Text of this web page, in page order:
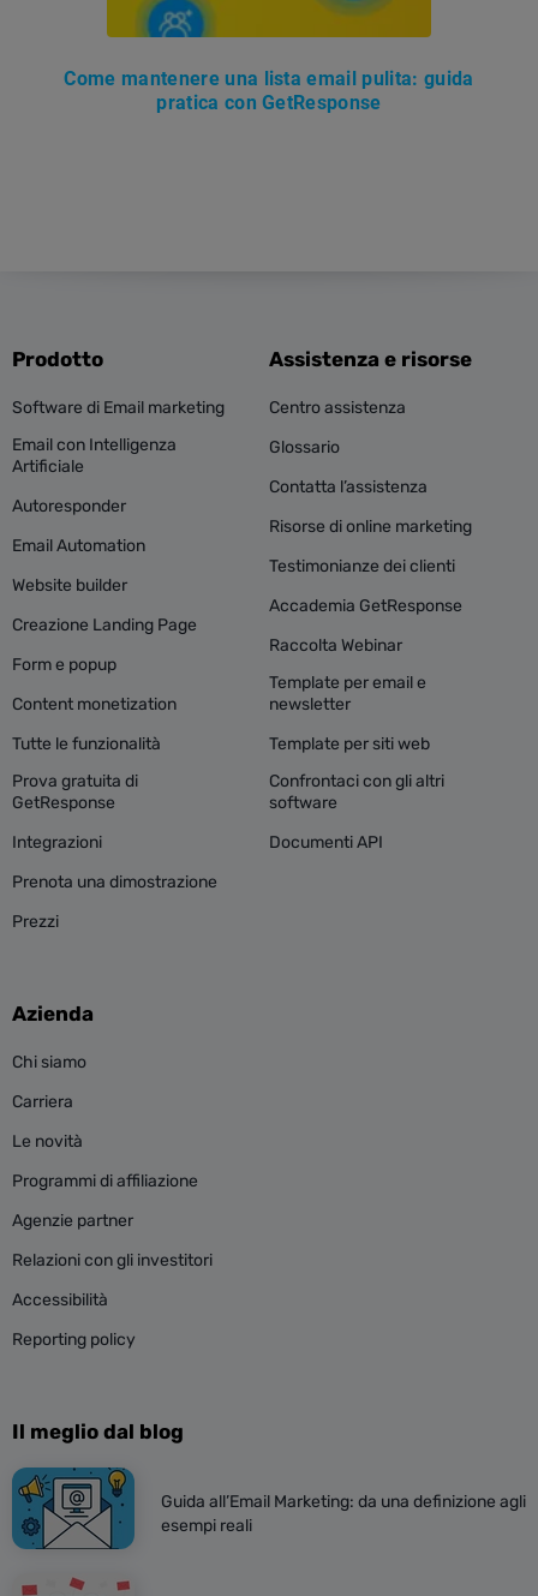
Come mantenere una lista email pulita: guida
pratica con GetResponse
Prodotto
Software di Email marketing
Email con Intelligenza
Artificiale
Autoresponder
Email Automation
Website builder
Creazione Landing Page
Form e popup
Content monetization
Tutte le funzionalità
Prova gratuita di
GetResponse
Integrazioni
Prenota una dimostrazione
Prezzi
Assistenza e risorse
Centro assistenza
Glossario
Contatta l’assistenza
Risorse di online marketing
Testimonianze dei clienti
Accademia GetResponse
Raccolta Webinar
Template per email e
newsletter
Template per siti web
Confrontaci con gli altri
software
Documenti API
Azienda
Chi siamo
Carriera
Le novità
Programmi di affiliazione
Agenzie partner
Relazioni con gli investitori
Accessibilità
Reporting policy
Il meglio dal blog
Guida all’Email Marketing: da una definizione agli
esempi reali